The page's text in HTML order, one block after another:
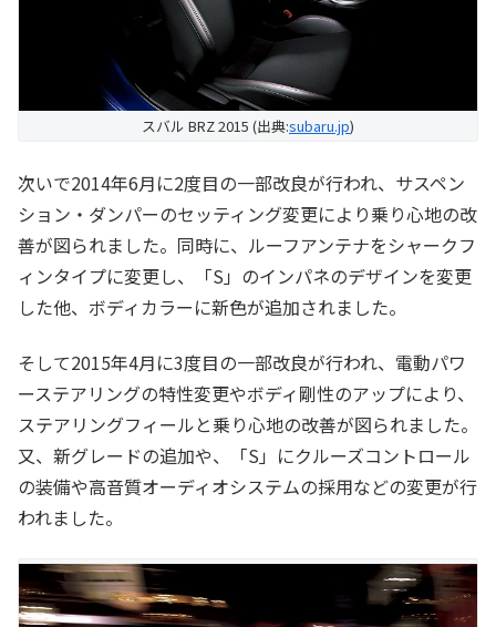
スバル BRZ 2015 (出典:subaru.jp)
次いで2014年6月に2度目の一部改良が行われ、サスペン
ション・ダンパーのセッティング変更により乗り心地の改
善が図られました。同時に、ルーフアンテナをシャークフ
ィンタイプに変更し、「S」のインパネのデザインを変更
した他、ボディカラーに新色が追加されました。
そして2015年4月に3度目の一部改良が行われ、電動パワ
ーステアリングの特性変更やボディ剛性のアップにより、
ステアリングフィールと乗り心地の改善が図られました。
又、新グレードの追加や、「S」にクルーズコントロール
の装備や高音質オーディオシステムの採用などの変更が行
われました。